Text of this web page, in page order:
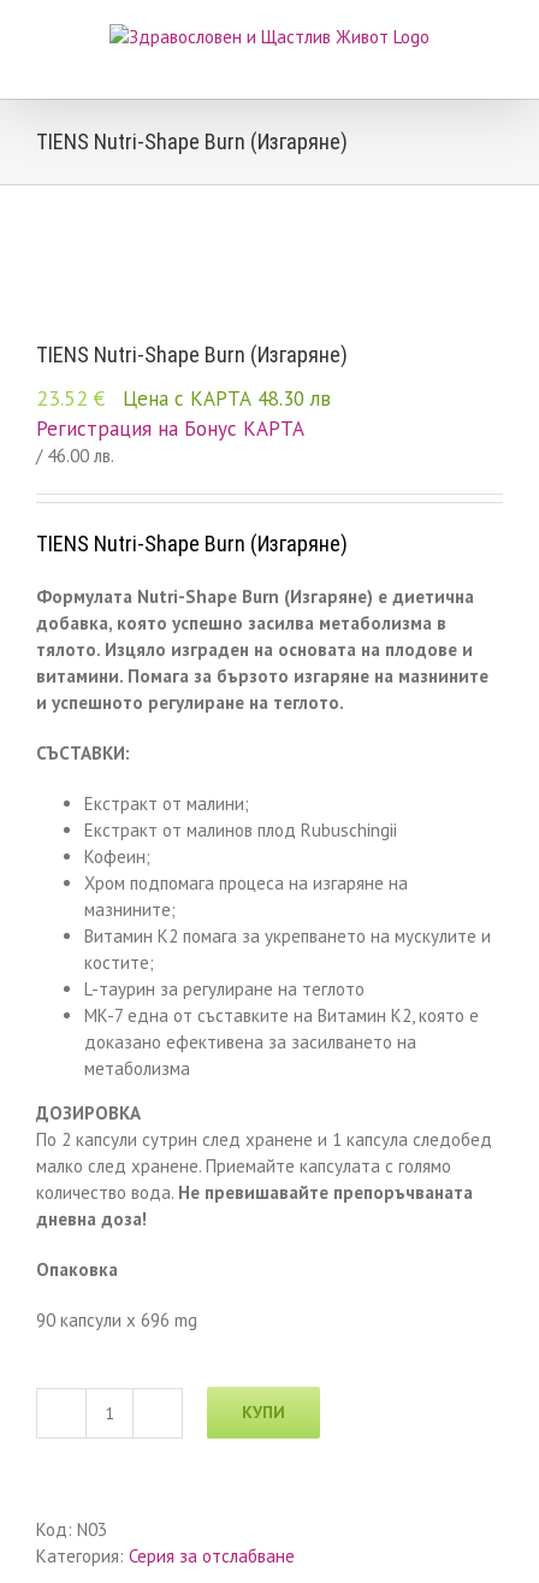
TIENS Nutri-Shape Burn (Изгаряне)
TIENS Nutri-Shape Burn (Изгаряне)
23.52 €
Цена с КАРТА 48.30 лв
Регистрация на Бонус КАРТА
/ 46.00 лв.
TIENS Nutri-Shape Burn (Изгаряне)
Формулата Nutri-Shape Burn (Изгаряне) е диетична
добавка, която успешно засилва метаболизма в
тялото. Изцяло изграден на основата на плодове и
витамини. Помага за бързото изгаряне на мазнините
и успешното регулиране на теглото.
СЪСТАВКИ:
Екстракт от малини;
Екстракт от малинов плод Rubuschingii
Кофеин;
Хром подпомага процеса на изгаряне на
мазнините;
Витамин К2 помага за укрепването на мускулите и
костите;
L-таурин за регулиране на теглото
MK-7 една от съставките на Витамин К2, която е
доказано ефективена за засилването на
метаболизма
ДОЗИРОВКА
По 2 капсули сутрин след хранене и 1 капсула следобед
малко след хранене. Приемайте капсулата с голямо
количество вода. Не превишавайте препоръчваната
дневна доза!
Опаковка
90 капсули х 696 mg
количество
Burn
КУПИ
Код: N03
Категория: Серия за отслабване